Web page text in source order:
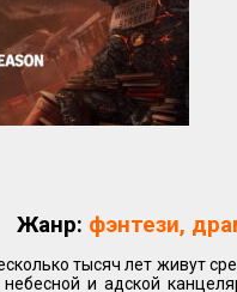
Жанр: фэнтези,
тысяч лет живут
и адской